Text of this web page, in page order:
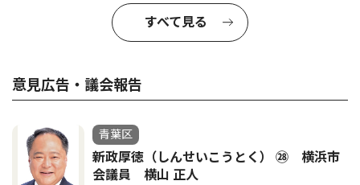
すべて見る
意見広告・議会報告
青葉区
新政厚徳（しんせいこうとく） ㉘ 横浜市
会議員 横山 正人